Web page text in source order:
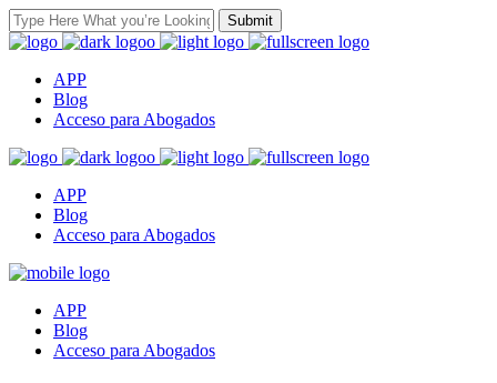
APP
Blog
Acceso para Abogados
APP
Blog
Acceso para Abogados
APP
Blog
Acceso para Abogados